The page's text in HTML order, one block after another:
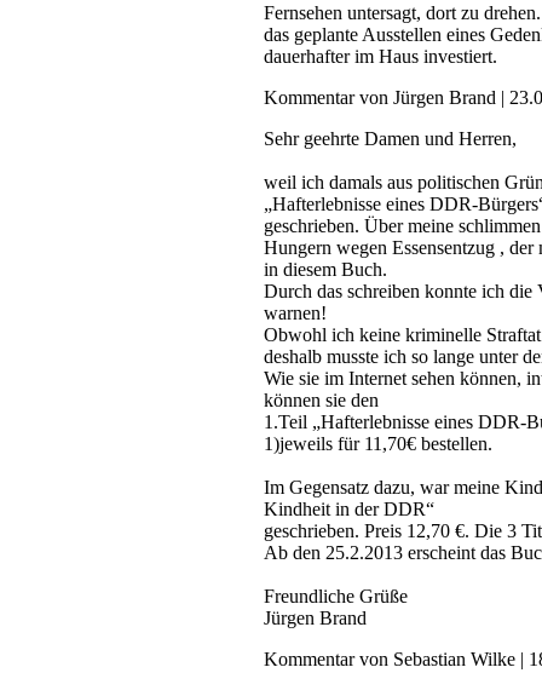
Fernsehen untersagt, dort zu
das geplante Ausstellen eines
dauerhafter im Haus investiert.
Kommentar von Jürgen Brand |
Sehr geehrte Damen und Herren,
weil ich damals aus politischen
„Hafterlebnisse eines DDR-
geschrieben. Über meine
Hungern wegen Essensentzug ,
in diesem Buch.
Durch das schreiben konnte ich die
warnen!
Obwohl ich keine kriminelle
deshalb musste ich so lange unter
Wie sie im Internet sehen können,
können sie den
1.Teil „Hafterlebnisse eines DDR-
1)jeweils für 11,70€ bestellen.
Im Gegensatz dazu, war meine
Kindheit in der DDR“
geschrieben. Preis 12,70 €. Die 3
Ab den 25.2.2013 erscheint das
Freundliche Grüße
Jürgen Brand
Kommentar von Sebastian Wilke |